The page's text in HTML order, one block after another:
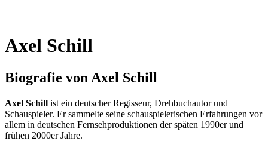
Axel Schill
Biografie von Axel Schill
Axel Schill ist ein deutscher Regisseur, Drehbuchautor und
Schauspieler. Er sammelte seine schauspielerischen Erfahrungen vor
allem in deutschen Fernsehproduktionen der späten 1990er und
frühen 2000er Jahre.